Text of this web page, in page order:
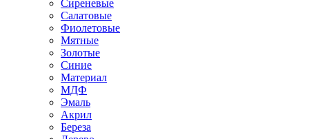
Сиреневые
Салатовые
Фиолетовые
Мятные
Золотые
Синие
Материал
МДФ
Эмаль
Акрил
Береза